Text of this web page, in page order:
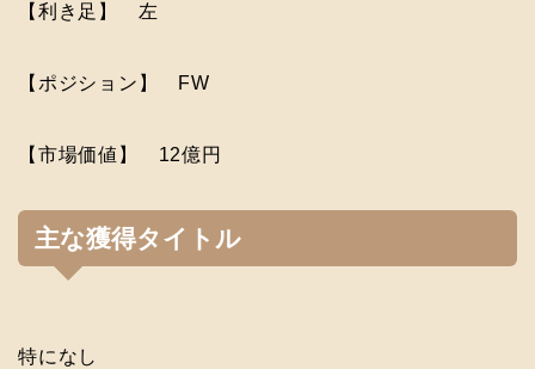
【利き足】 左
【ポジション】 FW
【市場価値】 12億円
主な獲得タイトル
特になし